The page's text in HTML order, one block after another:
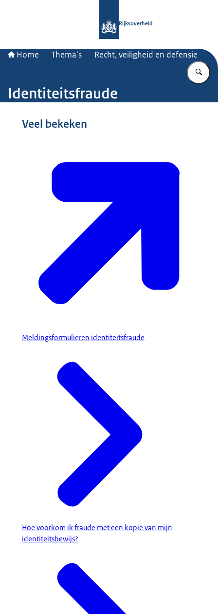
Rijksoverheid
Home Thema's Recht, veiligheid en defensie
Identiteitsfraude
Veel bekeken
Meldingsformulieren identiteitsfraude
Hoe voorkom ik fraude met een kopie van mijn
identiteitsbewijs?